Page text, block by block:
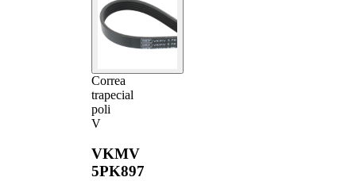
Correa
trapecial
poli
V
VKMV
5PK897